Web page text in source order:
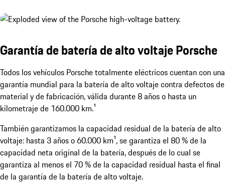
Garantía de batería de alto voltaje Porsche
Todos los vehículos Porsche totalmente eléctricos cuentan con una
garantía mundial para la batería de alto voltaje contra defectos de
material y de fabricación, válida durante 8 años o hasta un
kilometraje de 160.000 km.¹
También garantizamos la capacidad residual de la batería de alto
voltaje: hasta 3 años o 60.000 km¹, se garantiza el 80 % de la
capacidad neta original de la batería, después de lo cual se
garantiza al menos el 70 % de la capacidad residual hasta el final
de la garantía de la batería de alto voltaje.